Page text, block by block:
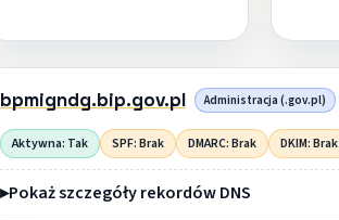
bpmigndg.bip.gov.pl Administracja (.gov.pl)
Aktywna: Tak SPF: Brak DMARC: Brak DKIM: Brak
Pokaż szczegóły rekordów DNS